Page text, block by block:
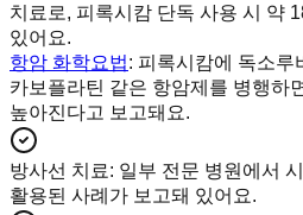
치료로, 피록시캄 단독 사용 시 약
있어요.
항암 화학요법: 피록시캄에 독소루
카보플라틴 같은 항암제를 병행하
높아진다고 보고돼요.
방사선 치료: 일부 전문 병원에서
활용된 사례가 보고돼 있어요.